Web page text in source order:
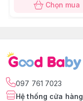
Chọn mua
097 761 7023
Hệ thống cửa hàng